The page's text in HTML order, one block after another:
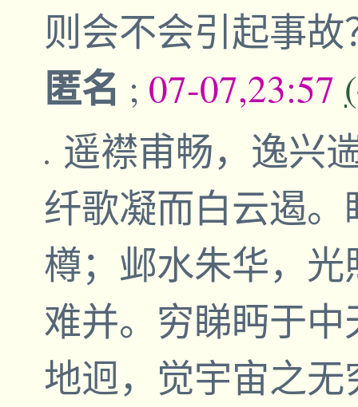
则会不会引起事
匿名 ; 07-07,23:57
遥襟甫畅，逸兴
纤歌凝而白云遏
樽；邺水朱华，
难并。穷睇眄于
地迥，觉宇宙之